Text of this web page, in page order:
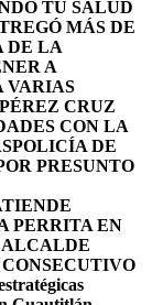
TU SALUD
MÁS DE
DE LA
A
VARIAS
CRUZ
CON LA
POLICÍA DE
PRESUNTO
PERRITA EN